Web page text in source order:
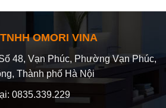
OMORI VINA
48, Vạn Phúc, Phường Vạn Phúc,
Thành phố Hà Nội
0835.339.229